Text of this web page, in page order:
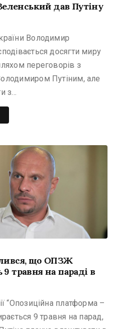
дав Путіну
Володимир
досягти миру
переговорів з
Путіним, але
з…
що ОПЗЖ
9 травня на параді в
“Опозиційна платформа –
9 травня на парад,